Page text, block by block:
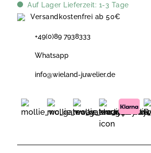
Auf Lager Lieferzeit: 1-3 Tage
Versandkostenfrei ab 50€
+49(0)89 7938333
Whatsapp
info@wieland-juwelier.de